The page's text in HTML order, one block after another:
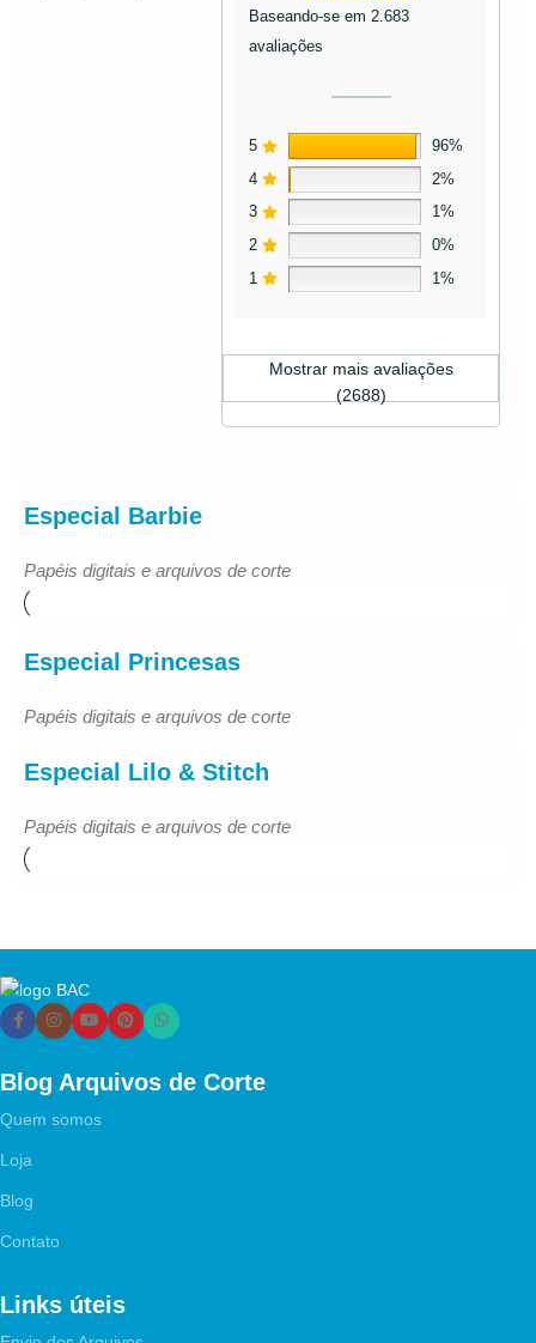
Baseando-se em 2.683
avaliações
5
96%
4
2%
3
1%
2
0%
1
1%
Mostrar mais avaliações
(2688)
Especial Barbie
Papéis digitais e arquivos de corte
Especial Princesas
Papéis digitais e arquivos de corte
Especial Lilo & Stitch
Papéis digitais e arquivos de corte
Blog Arquivos de Corte
Quem somos
Loja
Blog
Contato
Links úteis